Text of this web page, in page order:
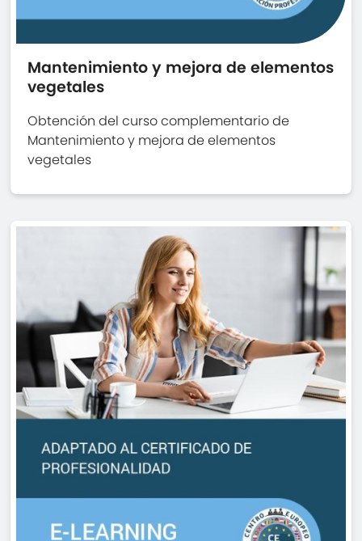
Mantenimiento y mejora de elementos
vegetales
Obtención del curso complementario de
Mantenimiento y mejora de elementos
vegetales